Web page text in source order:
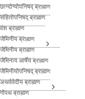
छान्दोग्योपनिषद् ब्राह्मण
संहितोपनिषद् ब्राह्मण
वंश ब्राह्मण
जैमिनीय ब्राह्मण
जैमिनीय ब्राह्मण
जैमिनाय आर्षेय ब्राह्मण
जैमिनीयोपनिषद् ब्राह्मण
अथर्ववेदीय ब्राह्मण
गोपथ ब्राह्मण